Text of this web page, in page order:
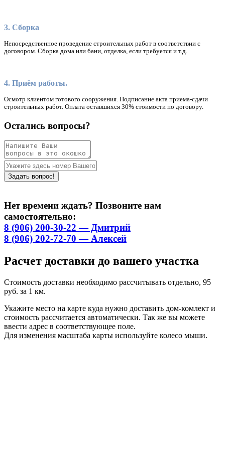
3. Сборка
Непосредственное проведение строительных работ в соответствии с
договором. Сборка дома или бани, отделка, если требуется и т.д.
4. Приём работы.
Осмотр клиентом готового сооружения. Подписание акта приема-сдачи
строительных работ. Оплата оставшихся 30% стоимости по договору.
Остались вопросы?
Нет времени ждать? Позвоните нам
самостоятельно:
8 (906) 200-30-22 — Дмитрий
8 (906) 202-72-70 — Алексей
Расчет доставки до вашего участка
Стоимость доставки необходимо рассчитывать отдельно, 95
руб. за 1 км.
Укажите место на карте куда нужно доставить дом-комлект и
стоимость рассчитается автоматически. Так же вы можете
ввести адрес в соответствующее поле.
Для изменения масштаба карты используйте колесо мыши.